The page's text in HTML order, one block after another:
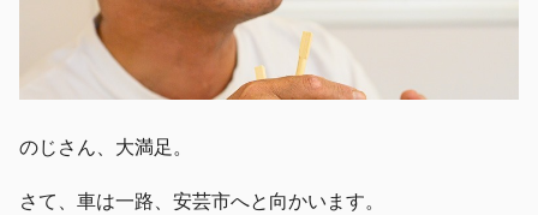
のじさん、大満足。
さて、車は一路、安芸市へと向かいます。